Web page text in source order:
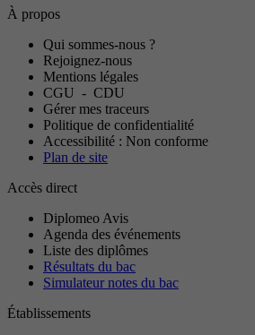
À propos
Qui sommes-nous ?
Rejoignez-nous
Mentions légales
CGU - CDU
Gérer mes traceurs
Politique de confidentialité
Accessibilité : Non conforme
Plan de site
Accès direct
Diplomeo Avis
Agenda des événements
Liste des diplômes
Résultats du bac
Simulateur notes du bac
Établissements